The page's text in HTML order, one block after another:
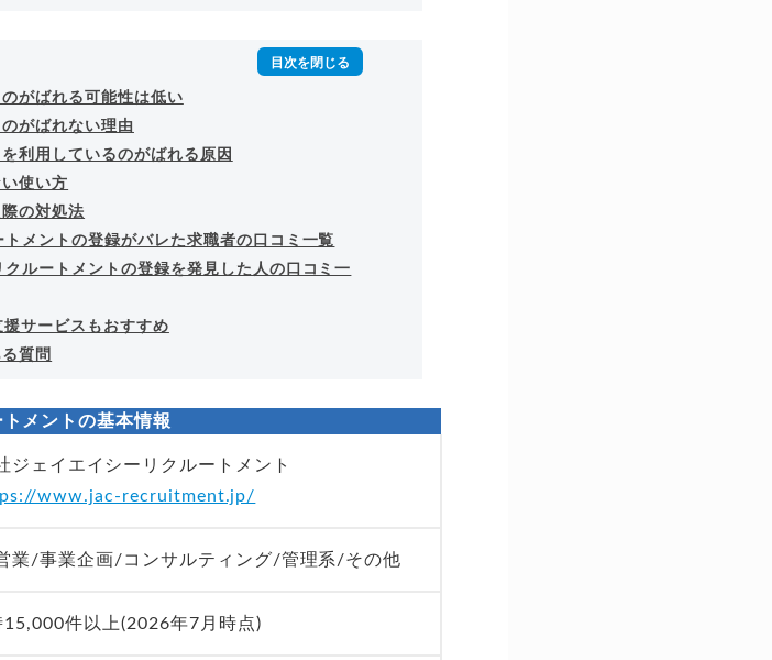
がばれる可能性は低い
がばれない理由
利用しているのがばれる原因
使い方
の対処法
メントの登録がバレた求職者の口コミ一覧
ルートメントの登録を発見した人の口コミ一
サービスもおすすめ
質問
メントの基本情報
ジェイエイシーリクルートメント
www.jac-recruitment.jp/
業/事業企画/コンサルティング/管理系/その他
15,000件以上(2026年7月時点)